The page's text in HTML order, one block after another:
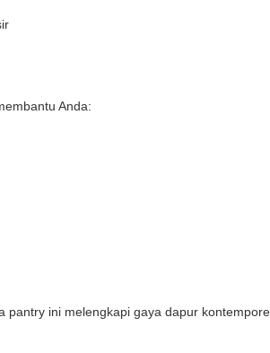
Anda:
ini melengkapi gaya dapur